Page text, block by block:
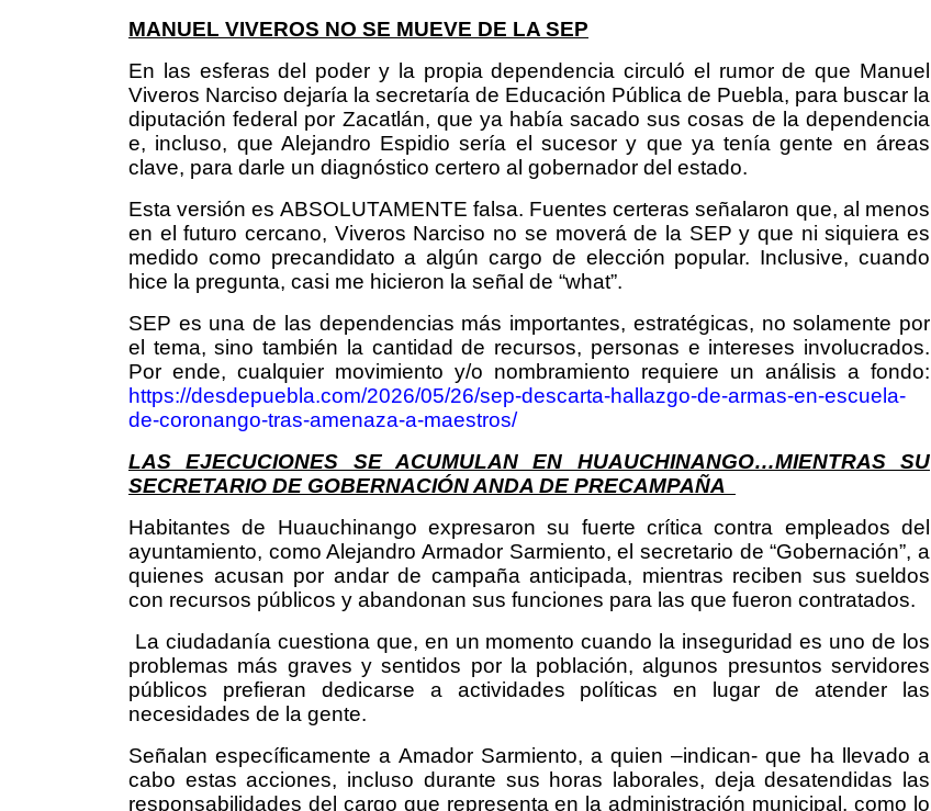
MANUEL VIVEROS NO SE MUEVE DE LA SEP
En las esferas del poder y la propia dependencia circuló el rumor de que Manuel
Viveros Narciso dejaría la secretaría de Educación Pública de Puebla, para buscar la
diputación federal por Zacatlán, que ya había sacado sus cosas de la dependencia
e, incluso, que Alejandro Espidio sería el sucesor y que ya tenía gente en áreas
clave, para darle un diagnóstico certero al gobernador del estado.
Esta versión es ABSOLUTAMENTE falsa. Fuentes certeras señalaron que, al menos
en el futuro cercano, Viveros Narciso no se moverá de la SEP y que ni siquiera es
medido como precandidato a algún cargo de elección popular. Inclusive, cuando
hice la pregunta, casi me hicieron la señal de “what”.
SEP es una de las dependencias más importantes, estratégicas, no solamente por
el tema, sino también la cantidad de recursos, personas e intereses involucrados.
Por ende, cualquier movimiento y/o nombramiento requiere un análisis a fondo:
https://desdepuebla.com/2026/05/26/sep-descarta-hallazgo-de-armas-en-escuela-
de-coronango-tras-amenaza-a-maestros/
LAS EJECUCIONES SE ACUMULAN EN HUAUCHINANGO…MIENTRAS SU
SECRETARIO DE GOBERNACIÓN ANDA DE PRECAMPAÑA
Habitantes de Huauchinango expresaron su fuerte crítica contra empleados del
ayuntamiento, como Alejandro Armador Sarmiento, el secretario de “Gobernación”, a
quienes acusan por andar de campaña anticipada, mientras reciben sus sueldos
con recursos públicos y abandonan sus funciones para las que fueron contratados.
La ciudadanía cuestiona que, en un momento cuando la inseguridad es uno de los
problemas más graves y sentidos por la población, algunos presuntos servidores
públicos prefieran dedicarse a actividades políticas en lugar de atender las
necesidades de la gente.
Señalan específicamente a Amador Sarmiento, a quien –indican- que ha llevado a
cabo estas acciones, incluso durante sus horas laborales, deja desatendidas las
responsabilidades del cargo que representa en la administración municipal, como lo